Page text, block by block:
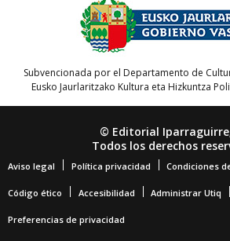
Subvencionada por el Departamento de
Eusko Jaurlaritzako Kultura eta Hizkuntza
© Editorial
Todos los derechos
Aviso legal Política privacidad Condiciones
Código ético Accesibilidad Administrar Utiq
Preferencias de privacidad